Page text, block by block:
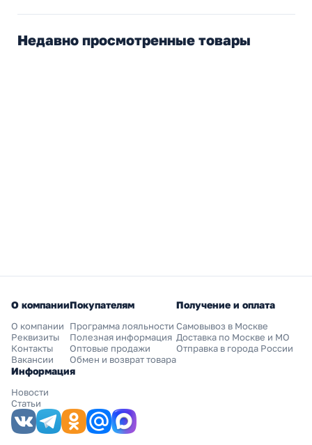
Недавно просмотренные товары
О компании
О компании
Реквизиты
Контакты
Вакансии
Покупателям
Программа лояльности
Полезная информация
Оптовые продажи
Обмен и возврат товара
Получение и оплата
Самовывоз в Москве
Доставка по Москве и МО
Отправка в города России
Информация
Новости
Статьи